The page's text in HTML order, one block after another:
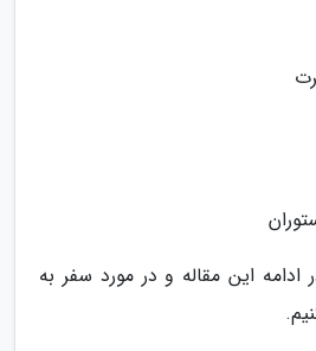
این مقاله و در مورد سفر به